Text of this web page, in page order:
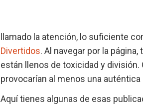
llamado la atención, lo suficiente
Divertidos. Al navegar por la
están llenos de toxicidad y
provocarían al menos una
Aquí tienes algunas de esas